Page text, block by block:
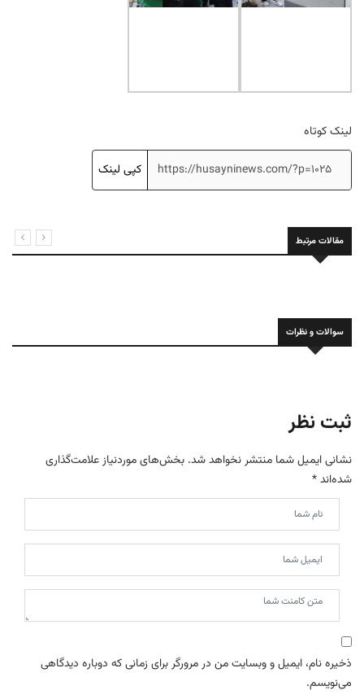
لینک کوتاه
کپی لینک
مقالات مرتبط
سوالات و نظرات
ثبت نظر
نشانی ایمیل شما منتشر نخواهد شد. بخش‌های موردنیاز علامت‌گذاری
شده‌اند*
ذخیره نام، ایمیل و وبسایت من در مرورگر برای زمانی که دوباره دیدگاهی
می‌نویسم.